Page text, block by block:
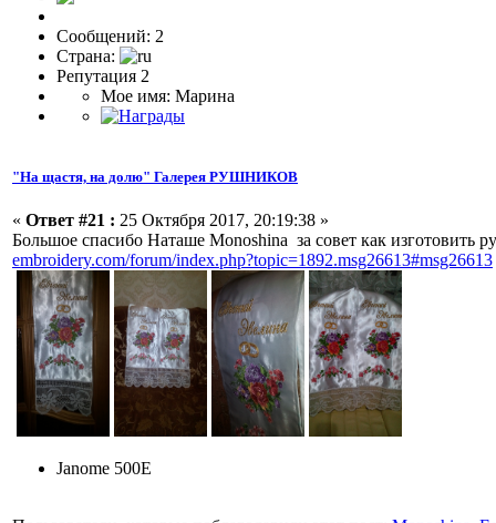
Сообщений: 2
Страна:
Репутация 2
Мое имя: Марина
"На щастя, на долю" Галерея РУШНИКОВ
« Ответ #21 : 25 Октября 2017, 20:19:38 »
Большое спасибо Наташе Monoshina за совет как
embroidery.com/forum/index.php?topic=1892.msg26613#msg26613
Janome 500E